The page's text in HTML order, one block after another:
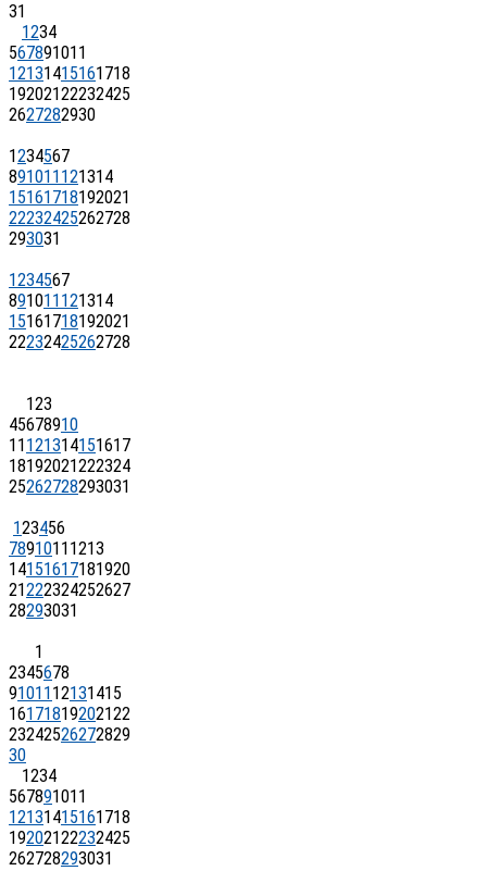
31
1234
567891011
12131415161718
19202122232425
2627282930
1234567
891011 121314
15161718192021
22232425262728
293031
1234567
891011 121314
15161718192021
22232425262728
123
45678910
11 121314151617
18192021222324
25262728293031
123456
7891011 1213
14151617181920
21222324252627
28293031
1
2345678
91011 12131415
16171819202122
23242526272829
30
1234
567891011
12131415161718
19202122232425
262728293031